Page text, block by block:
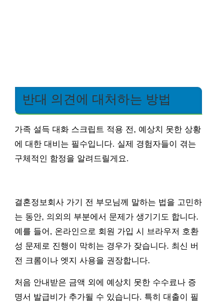
반대 의견에 대처하는 방법
가족 설득 대화 스크립트 적용 전, 예상치 못한 상황
에 대한 대비는 필수입니다. 실제 경험자들이 겪는
구체적인 함정을 알려드릴게요.
결혼정보회사 가기 전 부모님께 말하는 법을 고민하
는 동안, 의외의 부분에서 문제가 생기기도 합니다.
예를 들어, 온라인으로 회원 가입 시 브라우저 호환
성 문제로 진행이 막히는 경우가 잦습니다. 최신 버
전 크롬이나 엣지 사용을 권장합니다.
처음 안내받은 금액 외에 예상치 못한 수수료나 증
명서 발급비가 추가될 수 있습니다. 특히 대출이 필